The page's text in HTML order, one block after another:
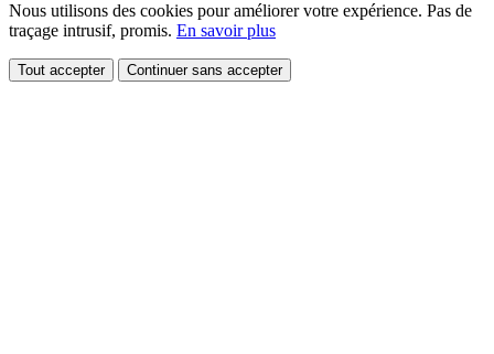
Nous utilisons des cookies pour améliorer votre expérience. Pas de
traçage intrusif, promis. En savoir plus
Tout accepter Continuer sans accepter